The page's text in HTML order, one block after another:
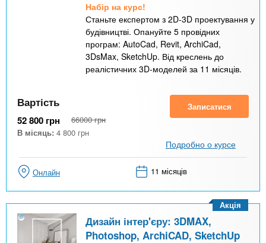
Набір на курс!
Станьте експертом з 2D-3D проектування у
будівництві. Опануйте 5 провідних
програм: AutoCad, Revit, ArchiCad,
3DsMax, SketchUp. Від креслень до
реалістичних 3D-моделей за 11 місяців.
Вартість
52 800 грн 66000 грн
В місяць: 4 800 грн
Записатися
Подробно о курсе
Онлайн 11 місяців
Дизайн інтер'єру: 3DMAX,
Photoshop, ArchiCAD, SketchUp
Акція